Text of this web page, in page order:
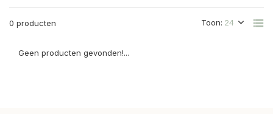
0 producten Toon:
Geen producten gevonden!...